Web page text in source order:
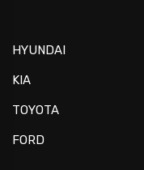
HYUNDAI
KIA
TOYOTA
FORD